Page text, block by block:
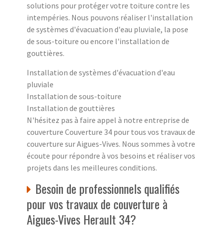
solutions pour protéger votre toiture contre les
intempéries. Nous pouvons réaliser l'installation
de systèmes d'évacuation d'eau pluviale, la pose
de sous-toiture ou encore l'installation de
gouttières.
Installation de systèmes d'évacuation d'eau
pluviale
Installation de sous-toiture
Installation de gouttières
N'hésitez pas à faire appel à notre entreprise de
couverture Couverture 34 pour tous vos travaux de
couverture sur Aigues-Vives. Nous sommes à votre
écoute pour répondre à vos besoins et réaliser vos
projets dans les meilleures conditions.
Besoin de professionnels qualifiés
pour vos travaux de couverture à
Aigues-Vives Herault 34?